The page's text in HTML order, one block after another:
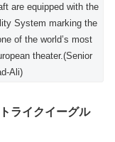
are equipped with the
System marking the
of the world’s most
theater.(Senior
Ali)
ライクイーグル